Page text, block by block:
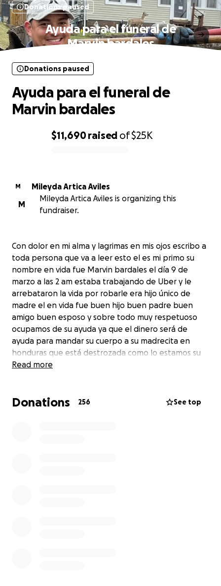
Donations paused
Ayuda para el funeral de
Marvin bardales
$11,690raised of$25K
Donations paused
Ayuda para el funeral de
Marvin bardales
M
Mileyda Artica Aviles
M
Mileyda Artica Aviles is organizing this
fundraiser.
Con dolor en mi alma y lagrimas en mis ojos escribo a
toda persona que va a leer esto el es mi primo su
nombre en vida fue Marvin bardales el día 9 de
marzo a las 2 am estaba trabajando de Uber y le
arrebataron la vida por robarle era hijo único de
madre el en vida fue buen hijo buen padre buen
amigo buen esposo y sobre todo muy respetuoso
ocupamos de su ayuda ya que el dinero será de
ayuda para mandar su cuerpo a su madrecita en
honduras que está destrozada como lo estamos su
familia aquí en Estados Unidos y amigos
Read more
Donations 256 See top